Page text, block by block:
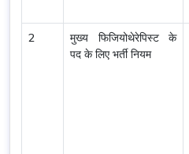
2
मुख्य फिजियोथेरेपिस्ट के
पद के लिए भर्ती नियम